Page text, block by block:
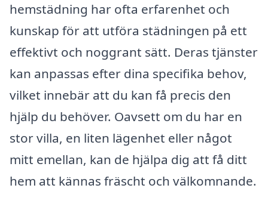
hemstädning har ofta erfarenhet och
kunskap för att utföra städningen på ett
effektivt och noggrant sätt. Deras tjänster
kan anpassas efter dina specifika behov,
vilket innebär att du kan få precis den
hjälp du behöver. Oavsett om du har en
stor villa, en liten lägenhet eller något
mitt emellan, kan de hjälpa dig att få ditt
hem att kännas fräscht och välkomnande.